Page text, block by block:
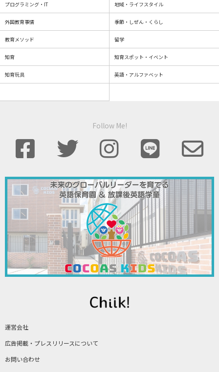
運営会社
広告掲載・プレスリリースについて
お問い合わせ
プログラミング・IT 地域・ライフスタイル
外国教育事情 季節・しぜん・くらし
教育メソッド 留学
知育 知育スポット・イベント
知育玩具 英語・アルファベット
Follow Me!